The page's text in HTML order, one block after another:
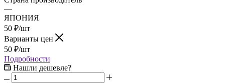
—
ЯПОНИЯ
50 ₽/шт
Варианты цен
50 ₽/шт
Подробности
Нашли дешевле?